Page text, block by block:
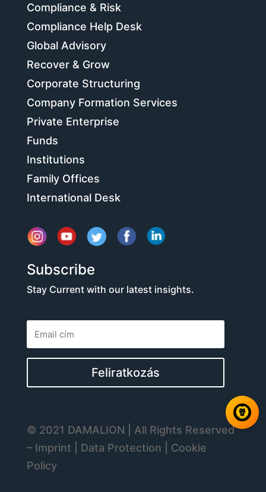
Compliance & Risk
Compliance Help Desk
Global Advisory
Recover & Grow
Corporate Structuring
Company Formation Services
Private Enterprise
Funds
Institutions
Family Offices
International Desk
Subscribe
Stay Current with our latest insights.
Feliratkozás
© 2021 DAMALION | All Rights Reserved
– Imprint | Data Protection | Cookie
Policy